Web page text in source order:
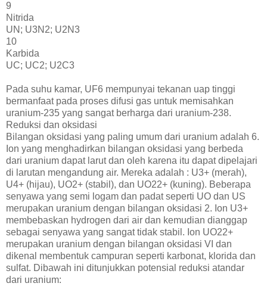
9
Nitrida
UN; U3N2; U2N3
10
Karbida
UC; UC2; U2C3
Pada suhu kamar, UF6 mempunyai tekanan uap tinggi
bermanfaat pada proses difusi gas untuk memisahkan
uranium-235 yang sangat berharga dari uranium-238.
Reduksi dan oksidasi
Bilangan oksidasi yang paling umum dari uranium adalah 6.
Ion yang menghadirkan bilangan oksidasi yang berbeda
dari uranium dapat larut dan oleh karena itu dapat dipelajari
di larutan mengandung air. Mereka adalah : U3+ (merah),
U4+ (hijau), UO2+ (stabil), dan UO22+ (kuning). Beberapa
senyawa yang semi logam dan padat seperti UO dan US
merupakan uranium dengan bilangan oksidasi 2. Ion U3+
membebaskan hydrogen dari air dan kemudian dianggap
sebagai senyawa yang sangat tidak stabil. Ion UO22+
merupakan uranium dengan bilangan oksidasi VI dan
dikenal membentuk campuran seperti karbonat, klorida dan
sulfat. Dibawah ini ditunjukkan potensial reduksi atandar
dari uranium: